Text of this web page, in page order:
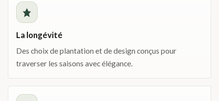
La longévité
Des choix de plantation et de design conçus pour
traverser les saisons avec élégance.